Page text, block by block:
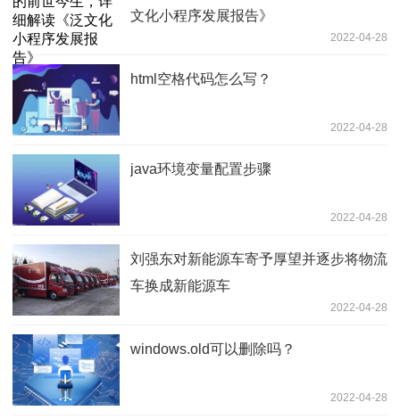
文化小程序发展报告》
2022-04-28
html空格代码怎么写？
2022-04-28
java环境变量配置步骤
2022-04-28
刘强东对新能源车寄予厚望并逐步将物流
车换成新能源车
2022-04-28
windows.old可以删除吗？
2022-04-28